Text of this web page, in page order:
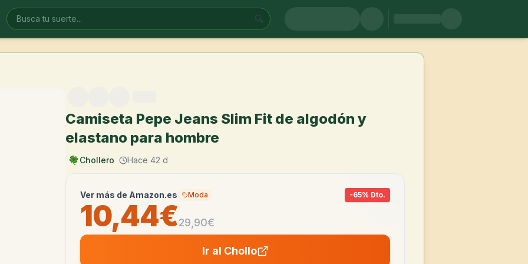
🔍
Camiseta Pepe Jeans Slim Fit de algodón y
elastano para hombre
Chollero Hace 42 d
Ver más de Amazon.es Moda -65% Dto.
10,44€29,90€
Ir al Chollo